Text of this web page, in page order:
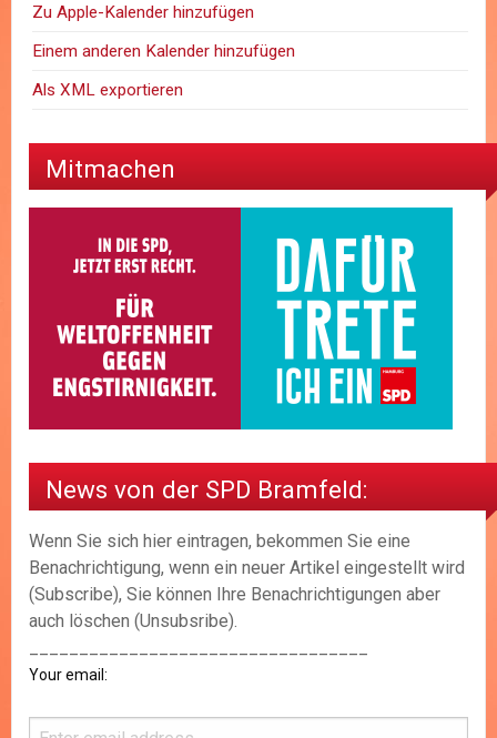
Zu Apple-Kalender hinzufügen
Einem anderen Kalender hinzufügen
Als XML exportieren
Mitmachen
News von der SPD Bramfeld:
Wenn Sie sich hier eintragen, bekommen Sie eine
Benachrichtigung, wenn ein neuer Artikel eingestellt wird
(Subscribe), Sie können Ihre Benachrichtigungen aber
auch löschen (Unsubsribe).
Your email: